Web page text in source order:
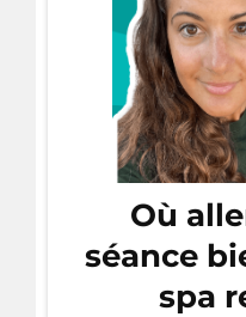
Où
séance
spa